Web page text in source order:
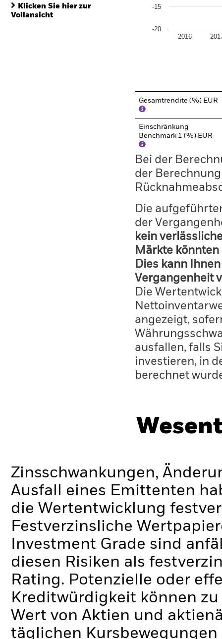
Klicken Sie hier zur
Vollansicht
2016
-20
-15
Gesamtrendite (%) EUR
Einschränkung
Benchmark 1 (%) EUR
Bei der
der
Die
der
kein
Märkte
Dies kann
Vergangenheit
Die
angezeigt,
ausfallen, falls
investieren, in
berechnet
Zinsschwankungen,
Ausfall eines Emittenten
die Wertentwicklung
Festverzinsliche
Investment Grade sind
diesen Risiken als
Rating. Potenzielle oder
Kreditwürdigkeit können
Wert von Aktien und
täglichen